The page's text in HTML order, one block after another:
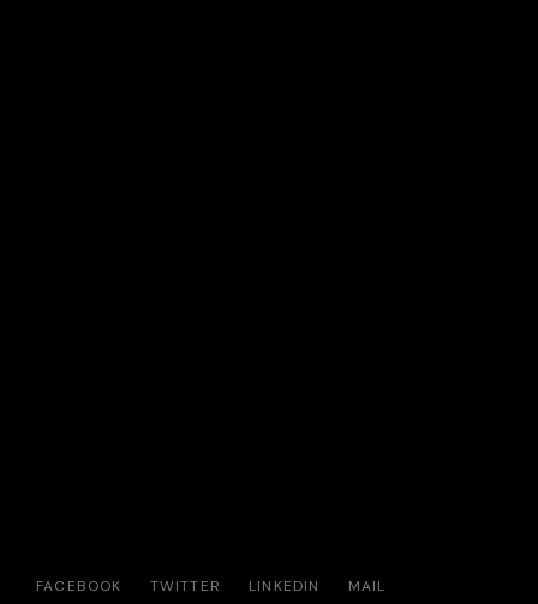
FACEBOOK TWITTER LINKEDIN MAIL